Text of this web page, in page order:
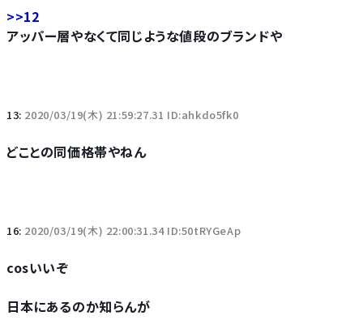
>>12
アッパー層やなくて同じような値段のブランドや
13: 2020/03/19(木) 21:59:27.31 ID:ahkdo5fk0
どことの同価格帯やねん
16: 2020/03/19(木) 22:00:31.34 ID:50tRYGeAp
cosいいぞ
日本にあるのか知らんが